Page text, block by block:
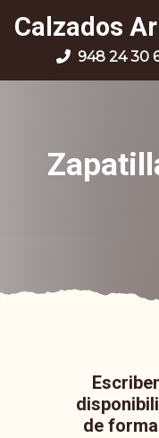
Calzados
948 24 30
de